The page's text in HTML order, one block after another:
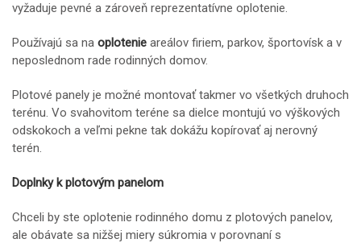
vyžaduje pevné a zároveň reprezentatívne oplotenie.
Používajú sa na oplotenie areálov firiem, parkov, športovísk a v
neposlednom rade rodinných domov.
Plotové panely je možné montovať takmer vo všetkých druhoch
terénu. Vo svahovitom teréne sa dielce montujú vo výškových
odskokoch a veľmi pekne tak dokážu kopírovať aj nerovný
terén.
Doplnky k plotovým panelom
Chceli by ste oplotenie rodinného domu z plotových panelov,
ale obávate sa nižšej miery súkromia v porovnaní s